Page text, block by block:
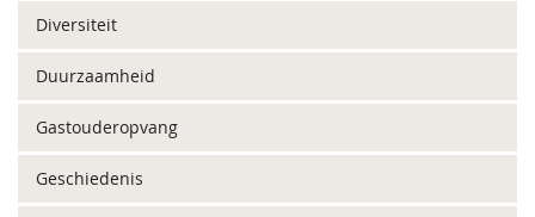
Diversiteit
Duurzaamheid
Gastouderopvang
Geschiedenis